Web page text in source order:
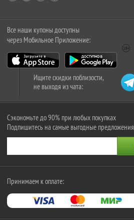
Все наши купоны доступны
через Мобильное Приложение:
Ищите скидки поблизости,
не выходя из чата:
Сэкономьте до 90% при любых покупках
Подпишитесь на самые выгодные предложения
Принимаем к оплате: